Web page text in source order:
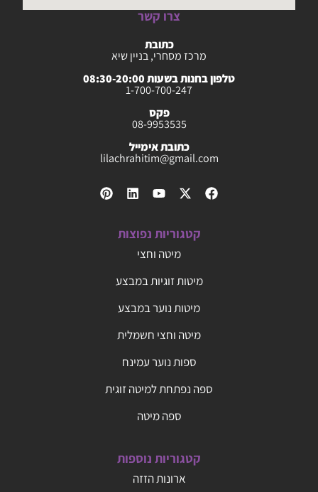
צרו קשר
כתובת
מרכז מסחרי, בניין שיא
טלפון בחנות בשעות 08:30-20:00
1-700-700-247
פקס
08-9953535
כתובת אימייל
lilachrahitim@gmail.com
קטגוריות נפוצות
מיטה וחצי
מיטות זוגיות במבצע
מיטות נוער במבצע
מיטה וחצי חשמלית
ספות נוער עמינח
ספה נפתחת למיטה זוגית
ספה מיטה
קטגוריות נוספות
ארונות הזזה